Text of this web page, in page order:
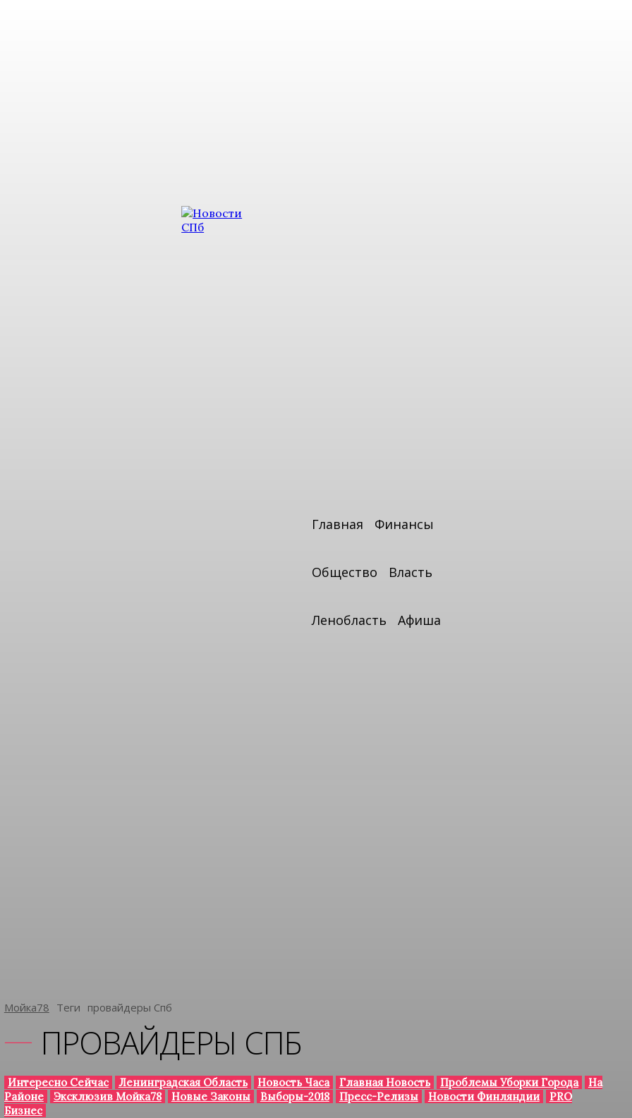
Главная Финансы
Общество Власть
Ленобласть Афиша
Мойка78 Теги Провайдеры Спб
ПРОВАЙДЕРЫ СПБ
Интересно Сейчас Ленинградская Область Новость Часа Главная Новость Проблемы Уборки Города
На
Районе
Эксклюзив Мойка78 Новые Законы Выборы-2018 Пресс-Релизы Новости Финляндии
PRO
Бизнес